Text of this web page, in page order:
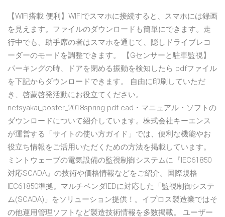
【WIFI搭載 便利】WIFIでスマホに接続すると、スマホには録画
を見えます。ファイルのダウンロードも簡単にできます。走
行中でも、助手席の者はスマホを通じて、隠しドライブレコ
ーダーのモードを調整できます。 【Gセンサーと駐車監視】
パーキングの時、ドアを閉める振動を検知したら pdfファイル
を下記からダウンロードできます。 自由に印刷していただ
き、啓蒙啓発活動にお役立てください。
netsyakai_poster_2018spring.pdf cad・マニュアル・ソフトの
ダウンロードについて紹介しています。株式会社キーエンス
が運営する「サイトの使い方ガイド」では、便利な機能やお
役立ち情報をご活用いただくための方法を掲載しています。
ミントウェーブの電気設備の監視制御システムに『IEC61850
対応SCADA』の技術や価格情報などをご紹介。国際規格
IEC61850準拠。マルチベンダIEDに対応した「監視制御システ
ム(SCADA)」をソリューション提供！。イプロス製造業ではそ
の他運用管理ソフトなど製造技術情報を多数掲載。 ユーザー